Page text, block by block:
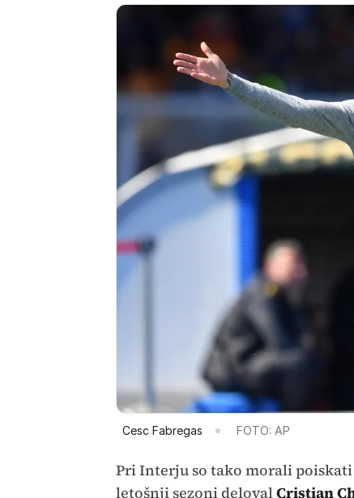
Cesc Fabregas FOTO: AP
Pri Interju so tako morali
letošnji sezoni delovalCristian